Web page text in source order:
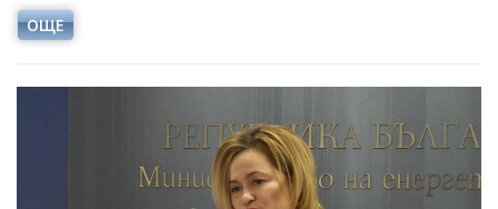
ОЩЕ